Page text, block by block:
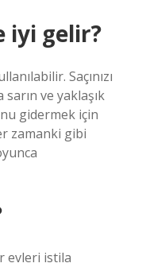
iyi gelir?
Saçınızı
ve yaklaşık
gidermek için
zamanki gibi
evleri istila